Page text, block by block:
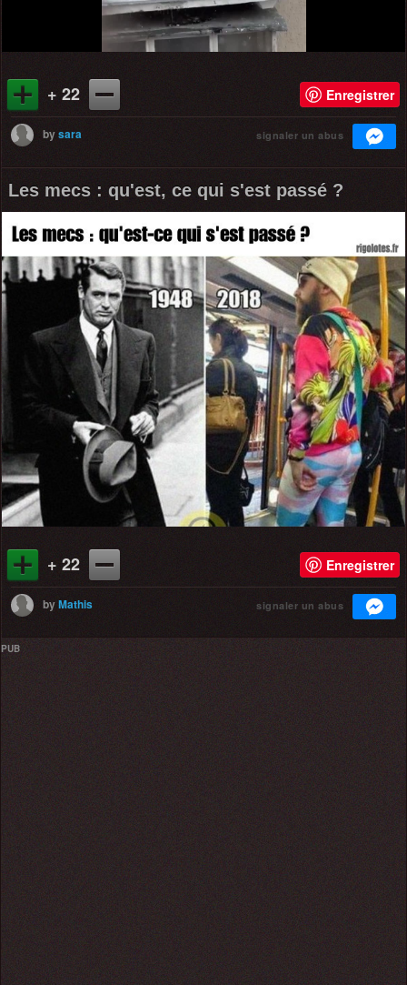
+ 22 Enregistrer
bysara signaler un abus
Les mecs : qu'est, ce qui s'est passé ?
+ 22 Enregistrer
byMathis signaler un abus
PUB